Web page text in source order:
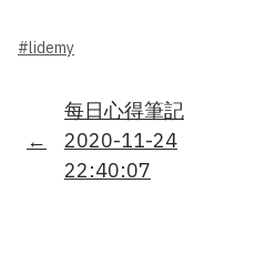
#lidemy
←
每日心得筆記
2020-11-24
22:40:07